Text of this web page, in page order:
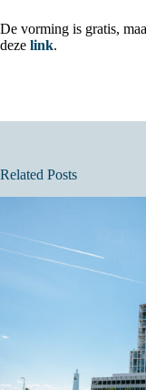
De vorming is gratis,
deze link.
Related Posts